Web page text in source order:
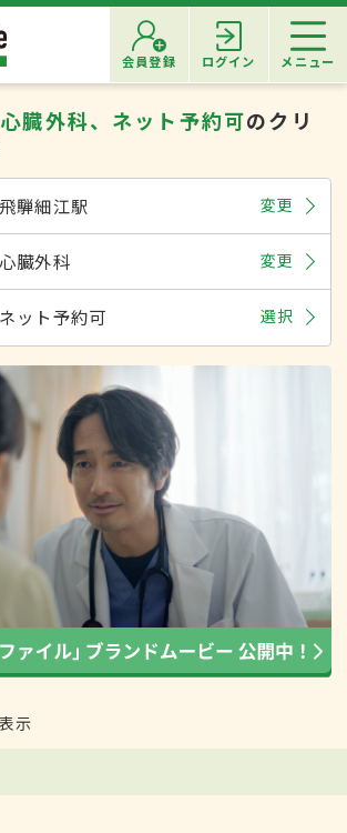
会員登録 ログイン メニュー
臓外科、ネット予約可のクリ
飛騨細江駅 変更
心臓外科 変更
ネット予約可 選択
示